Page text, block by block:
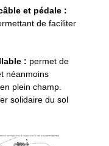
et pédale :
de faciliter
: permet de
néanmoins
plein champ.
solidaire du sol